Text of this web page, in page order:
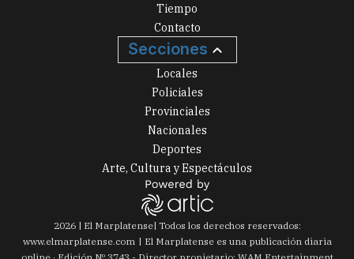
Tiempo
Contacto
Secciones
Locales
Policiales
Provinciales
Nacionales
Deportes
Arte, Cultura y Espectáculos
2026| El Marplatense| Todos los derechos reservados:
www.elmarplatense.com
El Marplatense es una publicación diaria